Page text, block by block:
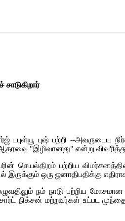
டபுள்யூ புஷ் பற்றி --அவருடைய
"இழிவானது" என்று விவரித்து
செயல்திறம் பற்றிய
ஒரு ஜனாதிபதிக்கு
நம் நாடு பற்றிய
நிக்சன் மற்றவர்கள் உட்பட